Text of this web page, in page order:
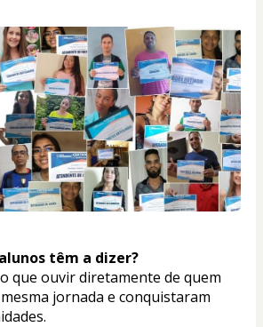
têm a dizer?
que ouvir diretamente de quem
jornada e conquistaram